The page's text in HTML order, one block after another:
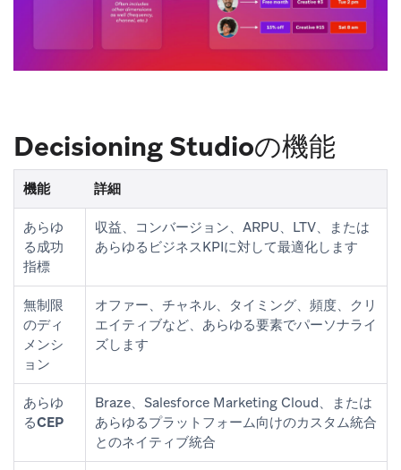
Decisioning Studioの機能
機能 詳細
あらゆ
る成功
指標
収益、コンバージョン、ARPU、LTV、または
あらゆるビジネスKPIに対して最適化します
無制限
のディ
メンシ
ョン
オファー、チャネル、タイミング、頻度、クリ
エイティブなど、あらゆる要素でパーソナライ
ズします
あらゆ
るCEP
Braze、Salesforce Marketing Cloud、または
あらゆるプラットフォーム向けのカスタム統合
とのネイティブ統合